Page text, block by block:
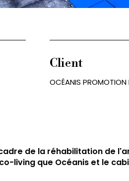
Client
OCÉANIS PROMOTION
de la réhabilitation de
living que Océanis et le